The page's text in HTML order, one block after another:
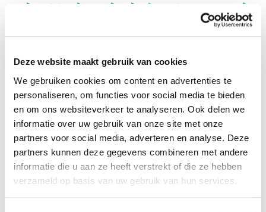
Deze website maakt gebruik van cookies
We gebruiken cookies om content en advertenties te
personaliseren, om functies voor social media te bieden
en om ons websiteverkeer te analyseren. Ook delen we
informatie over uw gebruik van onze site met onze
partners voor social media, adverteren en analyse. Deze
partners kunnen deze gegevens combineren met andere
informatie die u aan ze heeft verstrekt of die ze hebben
verzameld op basis van uw gebruik van hun services.
Echo 21 Thunderbolt 5 SuperDock
Professionele Thunderbolt‑5 dock met
11 high‑speed poorten
dockingstation ontworpen voor gebruikers die
maximale aansluitmogelijkheden, hoge
doorvoersnelheden en geïntegreerde opslag in één
compacte behuizing willen combineren. Dankzij
Thunderbolt 5 levert de dock extreem hoge
bandbreedte, ondersteunt hij meerdere schermen en
voorziet hij laptops van tot140W laadvermogenvia
één enkele kabel.